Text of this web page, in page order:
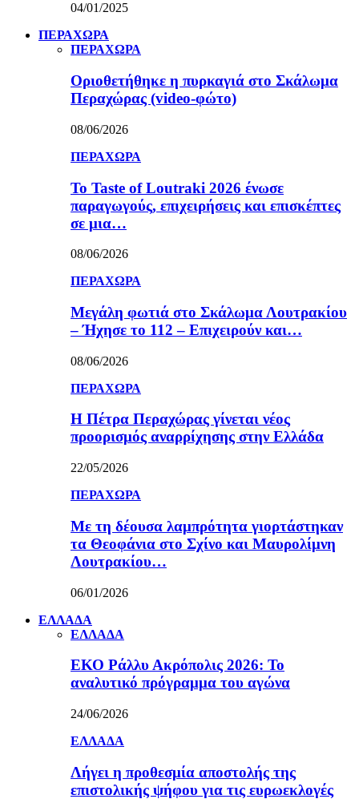
04/01/2025
ΠΕΡΑΧΩΡΑ
ΠΕΡΑΧΩΡΑ
Οριοθετήθηκε η πυρκαγιά στο Σκάλωμα
Περαχώρας (video-φώτο)
08/06/2026
ΠΕΡΑΧΩΡΑ
Το Taste of Loutraki 2026 ένωσε
παραγωγούς, επιχειρήσεις και επισκέπτες
σε μια…
08/06/2026
ΠΕΡΑΧΩΡΑ
Μεγάλη φωτιά στο Σκάλωμα Λουτρακίου
– Ήχησε το 112 – Επιχειρούν και…
08/06/2026
ΠΕΡΑΧΩΡΑ
Η Πέτρα Περαχώρας γίνεται νέος
προορισμός αναρρίχησης στην Ελλάδα
22/05/2026
ΠΕΡΑΧΩΡΑ
Με τη δέουσα λαμπρότητα γιορτάστηκαν
τα Θεοφάνια στο Σχίνο και Μαυρολίμνη
Λουτρακίου…
06/01/2026
ΕΛΛΑΔΑ
ΕΛΛΑΔΑ
ΕΚΟ Ράλλυ Ακρόπολις 2026: Το
αναλυτικό πρόγραμμα του αγώνα
24/06/2026
ΕΛΛΑΔΑ
Λήγει η προθεσμία αποστολής της
επιστολικής ψήφου για τις ευρωεκλογές